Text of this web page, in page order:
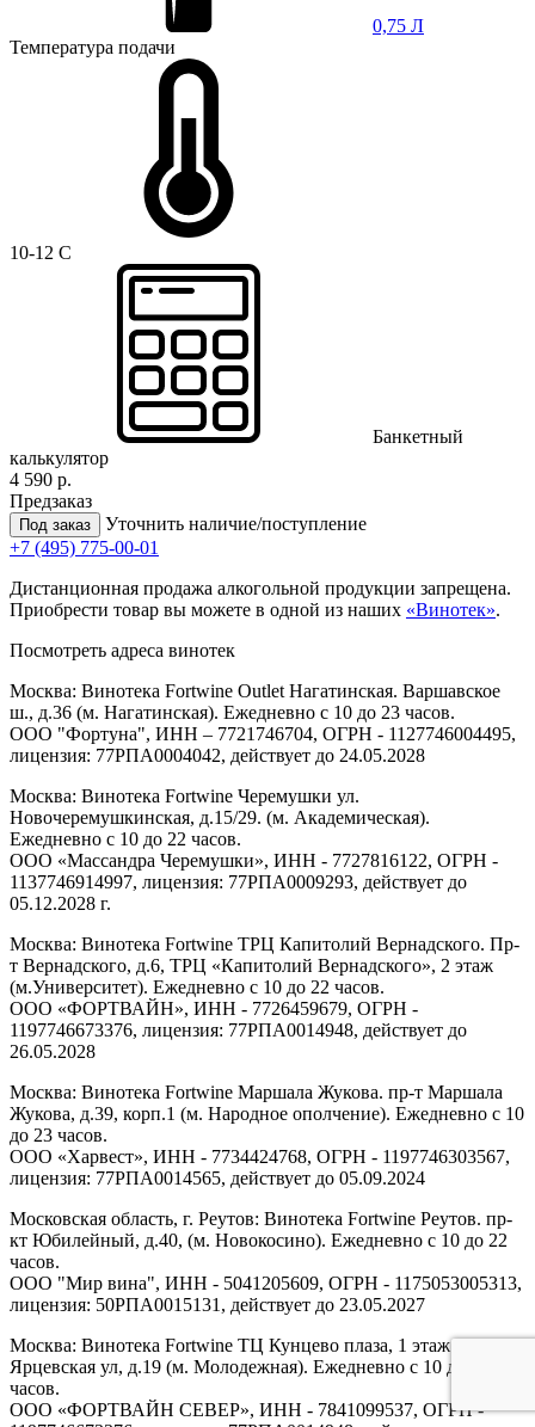
0,75 Л
Температура подачи
10-12 C
Банкетный
калькулятор
4 590 р.
Предзаказ
Под заказ
Уточнить наличие/поступление
+7 (495) 775-00-01
Дистанционная продажа алкогольной продукции запрещена.
Приобрести товар вы можете в одной из наших «Винотек».
Посмотреть адреса винотек
Москва: Винотека Fortwine Outlet Нагатинская. Варшавское
ш., д.36 (м. Нагатинская). Ежедневно с 10 до 23 часов.
ООО "Фортуна", ИНН – 7721746704, ОГРН - 1127746004495,
лицензия: 77РПА0004042, действует до 24.05.2028
Москва: Винотека Fortwine Черемушки ул.
Новочеремушкинская, д.15/29. (м. Академическая).
Ежедневно с 10 до 22 часов.
ООО «Массандра Черемушки», ИНН - 7727816122, ОГРН -
1137746914997, лицензия: 77РПА0009293, действует до
05.12.2028 г.
Москва: Винотека Fortwine ТРЦ Капитолий Вернадского. Пр-
т Вернадского, д.6, ТРЦ «Капитолий Вернадского», 2 этаж
(м.Университет). Ежедневно с 10 до 22 часов.
ООО «ФОРТВАЙН», ИНН - 7726459679, ОГРН -
1197746673376, лицензия: 77РПА0014948, действует до
26.05.2028
Москва: Винотека Fortwine Маршала Жукова. пр-т Маршала
Жукова, д.39, корп.1 (м. Народное ополчение). Ежедневно с 10
до 23 часов.
ООО «Харвест», ИНН - 7734424768, ОГРН - 1197746303567,
лицензия: 77РПА0014565, действует до 05.09.2024
Московская область, г. Реутов: Винотека Fortwine Реутов. пр-
кт Юбилейный, д.40, (м. Новокосино). Ежедневно с 10 до 22
часов.
ООО "Мир вина", ИНН - 5041205609, ОГРН - 1175053005313,
лицензия: 50РПА0015131, действует до 23.05.2027
Москва: Винотека Fortwine ТЦ Кунцево плаза, 1 этаж.
Ярцевская ул, д.19 (м. Молодежная). Ежедневно с 10 до 22
часов.
ООО «ФОРТВАЙН СЕВЕР», ИНН - 7841099537, ОГРН -